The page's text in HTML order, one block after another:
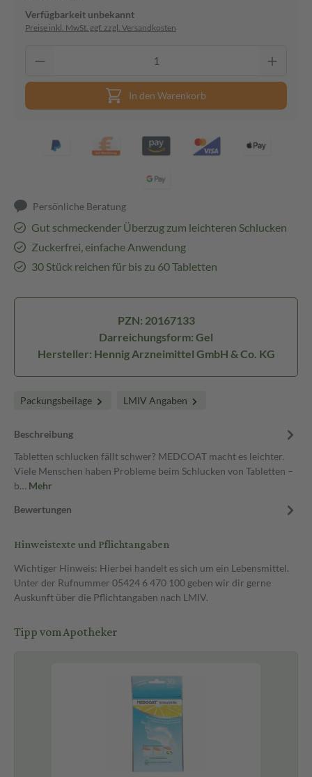
Verfügbarkeit unbekannt
Preise inkl. MwSt. ggf. zzgl. Versandkosten
In den Warenkorb
Persönliche Beratung
Gut schmeckender Überzug zum leichteren Schlucken
Zuckerfrei, einfache Anwendung
30 Stück reichen für bis zu 60 Tabletten
PZN: 20167133
Darreichungsform: Gel
Hersteller: Hennig Arzneimittel GmbH & Co. KG
Packungsbeilage LMIV Angaben
Beschreibung
Tabletten schlucken fällt schwer? MEDCOAT macht es leichter.
Viele Menschen haben Probleme beim Schlucken von Tabletten –
b… Mehr
Bewertungen
Hinweistexte und Pflichtangaben
Wichtiger Hinweis: Hierbei handelt es sich um ein Lebensmittel.
Unter der Rufnummer 05424 6 470 100 geben wir dir gerne
Auskunft über die Pflichtangaben nach LMIV.
Tipp vom Apotheker